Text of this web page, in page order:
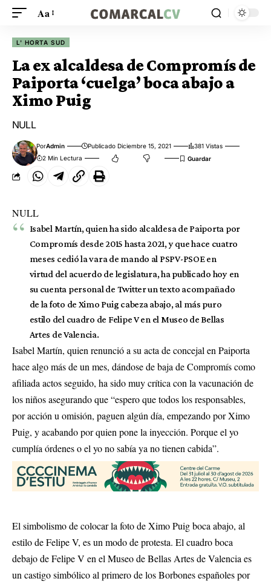
Aa
L' HORTA SUD
La ex alcaldesa de Compromís de
Paiporta ‘cuelga’ boca abajo a
Ximo Puig
NULL
PorAdmin Publicado Diciembre 15, 2021
381 Vistas
2 Min Lectura
NULL
Isabel Martín, quien ha sido alcaldesa de Paiporta por
Compromís desde 2015 hasta 2021, y que hace cuatro
meses cedió la vara de mando al PSPV-PSOE en
virtud del acuerdo de legislatura, ha publicado hoy en
su cuenta personal de Twitter un texto acompañado
de la foto de Ximo Puig cabeza abajo, al más puro
estilo del cuadro de Felipe V en el Museo de Bellas
Artes de Valencia.
Isabel Martín, quien renunció a su acta de concejal en Paiporta
hace algo más de un mes, dándose de baja de Compromís como
afiliada actos seguido, ha sido muy crítica con la vacunación de
los niños asegurando que “espero que todos los responsables,
por acción u omisión, paguen algún día, empezando por Ximo
Puig, y acabando por quien pone la inyección. Porque el yo
cumplía órdenes o el yo no sabía ya no tienen cabida”.
El simbolismo de colocar la foto de Ximo Puig boca abajo, al
estilo de Felipe V, es un modo de protesta. El cuadro boca
debajo de Felipe V en el Museo de Bellas Artes de Valencia es
un castigo simbólico al primero de los Borbones españoles por